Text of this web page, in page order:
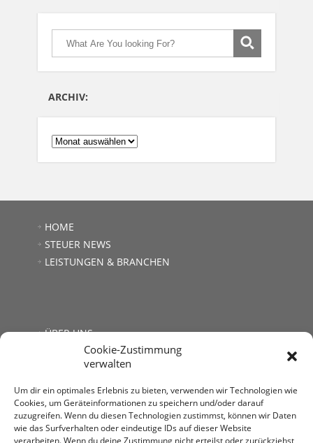
Cookie-Zustimmung
verwalten
Um dir ein optimales Erlebnis zu bieten, verwenden wir Technologien wie
Cookies, um Geräteinformationen zu speichern und/oder darauf
zuzugreifen. Wenn du diesen Technologien zustimmst, können wir Daten
wie das Surfverhalten oder eindeutige IDs auf dieser Website
verarbeiten. Wenn du deine Zustimmung nicht erteilst oder zurückziehst,
ARCHIV:
ARCHIV:
HOME
STEUER NEWS
LEISTUNGEN & BRANCHEN
ÜBER UNS
KONTAKT